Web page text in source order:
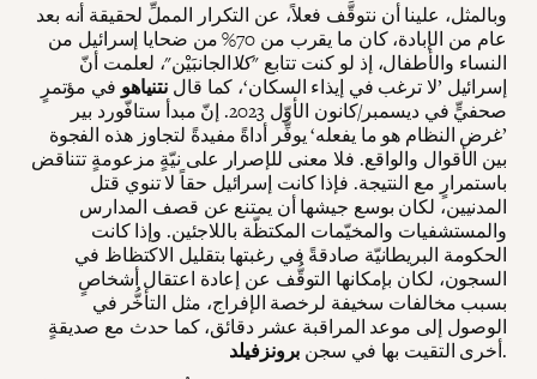
وبالمثل، علينا أن نتوقَّف فعلاً، عن التكرار المملِّ لحقيقة أنه بعد
عام من الإبادة، كان ما يقرب من 70% من ضحايا إسرائيل من
النساء والأطفال، إذ لو كنت تتابع "كلاالجانبَيْن"، لعلمت أنّ
إسرائيل ’لا ترغب في إيذاء السكان‘، كما قال نتنياهو في مؤتمرٍ
صحفيٍّ في ديسمبر/كانون الأوّل 2023. إنّ مبدأ ستافّورد بير
’غرض النظام هو ما يفعله‘ يوفِّر أداةً مفيدةً لتجاوز هذه الفجوة
بين الأقوال والواقع. فلا معنى للإصرار على نيّةٍ مزعومةٍ تتناقض
باستمرارٍ مع النتيجة. فإذا كانت إسرائيل حقاً لا تنوي قتل
المدنيين، لكان بوسع جيشها أن يمتنع عن قصف المدارس
والمستشفيات والمخيّمات المكتظّة باللاجئين. وإذا كانت
الحكومة البريطانيّة صادقةً في رغبتها بتقليل الاكتظاظ في
السجون، لكان بإمكانها التوقُّف عن إعادة اعتقال أشخاصٍ
بسبب مخالفات سخيفة لرخصة الإفراج، مثل التأخُّر في
الوصول إلى موعد المراقبة عشر دقائق، كما حدث مع صديقةٍ
أخرى التقيت بها في سجن برونزفيلد
.